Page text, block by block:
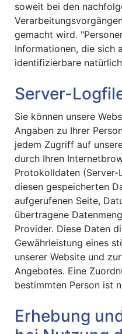
soweit bei den
gemacht wird.
Informationen, die sich
identifizierbare
Server-
Sie können unsere
Angaben zu Ihrer
jedem Zugriff auf
durch Ihren
Protokolldaten
diesen gespeicherten
aufgerufenen Seite,
übertragene
Provider. Diese Daten
Gewährleistung eines
unserer Website und
Angebotes. Eine
bestimmten Person ist
Erhebung